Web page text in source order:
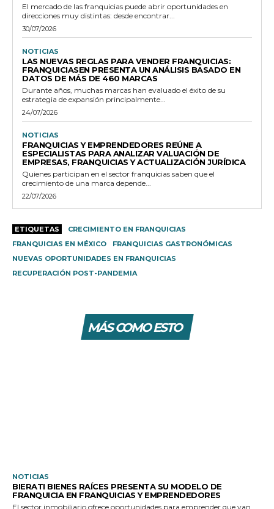
El mercado de las franquicias puede abrir oportunidades en
direcciones muy distintas: desde encontrar...
30/07/2026
NOTICIAS
LAS NUEVAS REGLAS PARA VENDER FRANQUICIAS:
FRANQUICIASEN PRESENTA UN ANÁLISIS BASADO EN
DATOS DE MÁS DE 460 MARCAS
Durante años, muchas marcas han evaluado el éxito de su
estrategia de expansión principalmente...
24/07/2026
NOTICIAS
FRANQUICIAS Y EMPRENDEDORES REÚNE A
ESPECIALISTAS PARA ANALIZAR VALUACIÓN DE
EMPRESAS, FRANQUICIAS Y ACTUALIZACIÓN JURÍDICA
Quienes participan en el sector franquicias saben que el
crecimiento de una marca depende...
22/07/2026
ETIQUETAS
CRECIMIENTO EN FRANQUICIAS
FRANQUICIAS EN MÉXICO
FRANQUICIAS GASTRONÓMICAS
NUEVAS OPORTUNIDADES EN FRANQUICIAS
RECUPERACIÓN POST-PANDEMIA
MÁS COMO ESTO
NOTICIAS
BIERATI BIENES RAÍCES PRESENTA SU MODELO DE
FRANQUICIA EN FRANQUICIAS Y EMPRENDEDORES
El sector inmobiliario ofrece oportunidades para emprender que van